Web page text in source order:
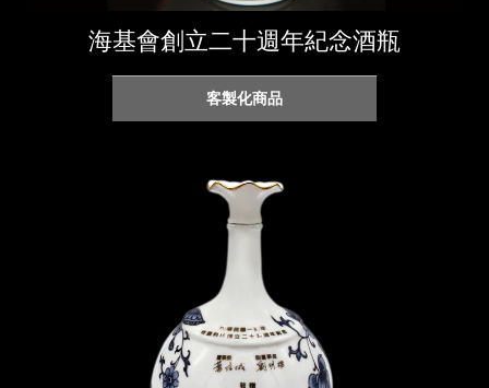
海基會創立二十週年紀念酒瓶
客製化商品